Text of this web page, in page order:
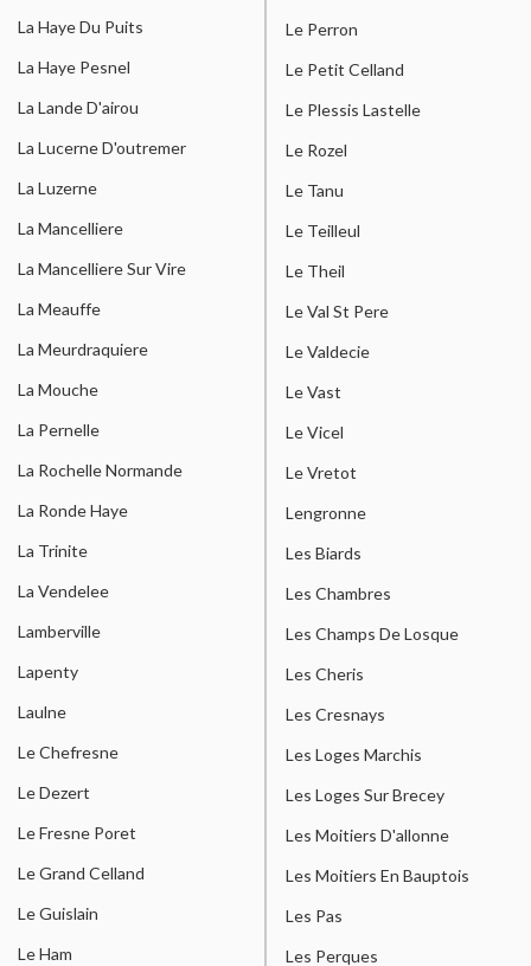
La Haye Du Puits
La Haye Pesnel
La Lande D'airou
La Lucerne D'outremer
La Luzerne
La Mancelliere
La Mancelliere Sur Vire
La Meauffe
La Meurdraquiere
La Mouche
La Pernelle
La Rochelle Normande
La Ronde Haye
La Trinite
La Vendelee
Lamberville
Lapenty
Laulne
Le Chefresne
Le Dezert
Le Fresne Poret
Le Grand Celland
Le Guislain
Le Ham
Le Perron
Le Petit Celland
Le Plessis Lastelle
Le Rozel
Le Tanu
Le Teilleul
Le Theil
Le Val St Pere
Le Valdecie
Le Vast
Le Vicel
Le Vretot
Lengronne
Les Biards
Les Chambres
Les Champs De Losque
Les Cheris
Les Cresnays
Les Loges Marchis
Les Loges Sur Brecey
Les Moitiers D'allonne
Les Moitiers En Bauptois
Les Pas
Les Perques